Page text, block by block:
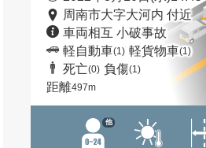
周南市大字大河内 付近
車両相互 小破事故
軽自動車(1) 軽貨物車(1)
死亡(0) 負傷(1)
距離497m
他